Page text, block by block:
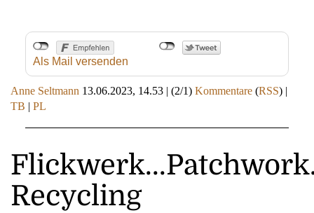
Als Mail versenden
Anne Seltmann 13.06.2023, 14.53 | (2/1) Kommentare (RSS) |
TB | PL
Recycling